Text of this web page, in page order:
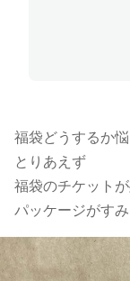
福袋どうするか
とりあえず
福袋のチケット
パッケージがす